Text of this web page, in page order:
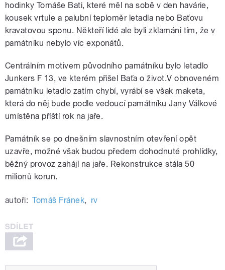
hodinky Tomáše Bati, které měl na sobě v den havárie,
kousek vrtule a palubní teploměr letadla nebo Baťovu
kravatovou sponu. Někteří lidé ale byli zklamáni tím, že v
památníku nebylo víc exponátů.
Centrálním motivem původního památníku bylo letadlo
Junkers F 13, ve kterém přišel Baťa o život.V obnoveném
památníku letadlo zatím chybí, vyrábí se však maketa,
která do něj bude podle vedoucí památníku Jany Válkové
umístěna příští rok na jaře.
Památník se po dnešním slavnostním otevření opět
uzavře, možné však budou předem dohodnuté prohlídky,
běžný provoz zahájí na jaře. Rekonstrukce stála 50
milionů korun.
autoři: Tomáš Fránek, rv